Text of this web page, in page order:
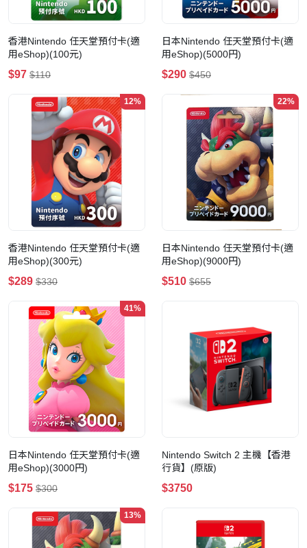
香港Nintendo 任天堂預付卡(適
用eShop)(100元)
$97 $110
日本Nintendo 任天堂預付卡(適
用eShop)(5000円)
$290 $450
12%
香港Nintendo 任天堂預付卡(適
用eShop)(300元)
$289 $330
22%
日本Nintendo 任天堂預付卡(適
用eShop)(9000円)
$510 $655
41%
日本Nintendo 任天堂預付卡(適
用eShop)(3000円)
$175 $300
Nintendo Switch 2 主機【香港
行貨】(原版)
$3750
13%